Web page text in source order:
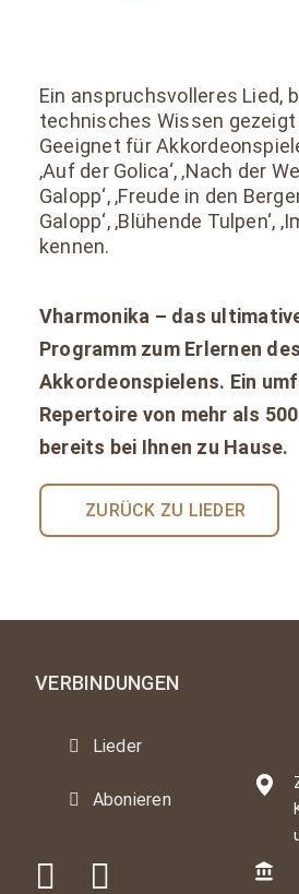
Ein anspruchsvolleres Lied,
technisches Wissen
Geeignet für
‚Auf der Golica‘, ‚Nach der
Galopp‘, ‚Freude in den
Galopp‘, ‚Blühende Tulpen‘,
kennen.
Vharmonika – das
Programm zum Erlernen des
Akkordeonspielens. Ein
Repertoire von mehr als
bereits bei Ihnen zu Hause.
ZURÜCK ZU LIEDER
VERBINDUNGEN
Lieder
Abonieren